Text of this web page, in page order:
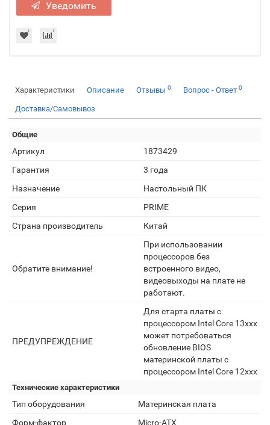
Уведомить
Характеристики Описание Отзывы 0 Вопрос - Ответ 0
Доставка/Самовывоз
Общие
Артикул
1873429
Гарантия
3 года
Назначение
Настольный ПК
Серия
PRIME
Страна производитель
Китай
Обратите внимание!
При использовании
процессоров без
встроенного видео,
видеовыходы на плате не
работают.
ПРЕДУПРЕЖДЕНИЕ
Для старта платы с
процессором Intel Core 13xxx
может потребоваться
обновление BIOS
материнской платы с
процессором Intel Core 12xxx
Технические характеристики
Тип оборудования
Материнская плата
Форм-фактор
Micro-ATX